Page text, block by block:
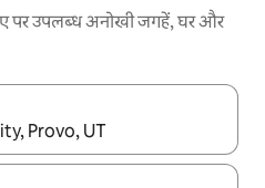
पर उपलब्ध अनोखी जगहें, घर और
डाउन 'ऐरो की' का इस्तेमाल करके नेविगेट